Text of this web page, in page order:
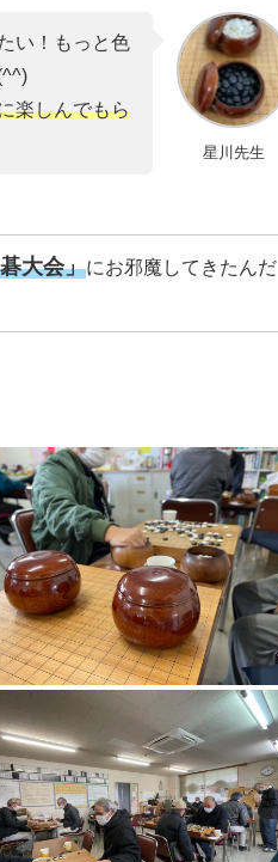
星川先生
い！もっと色
楽しんでもら
大会」にお邪魔してきたんだ